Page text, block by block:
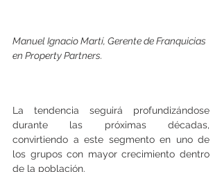
Manuel Ignacio Martí, Gerente de Franquicias
en Property Partners.
La tendencia seguirá profundizándose
durante las próximas décadas,
convirtiendo a este segmento en uno de
los grupos con mayor crecimiento dentro
de la población.